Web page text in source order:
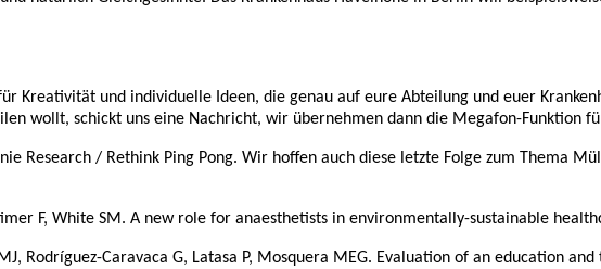
Kreativität und individuelle Ideen, die genau auf eure Abteilung und euer
wollt, schickt uns eine Nachricht, wir übernehmen dann die Megafon-Funktion
Research / Rethink Ping Pong. Wir hoffen auch diese letzte Folge zum Thema
F, White SM. A new role for anaesthetists in environmentally-sustainable
Caravaca G, Latasa P, Mosquera MEG. Evaluation of an education